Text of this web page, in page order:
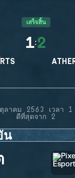
เสร็จสิ้น
1:2
ลาคม 2563 เวลา
ดีที่สุดจาก 2
น